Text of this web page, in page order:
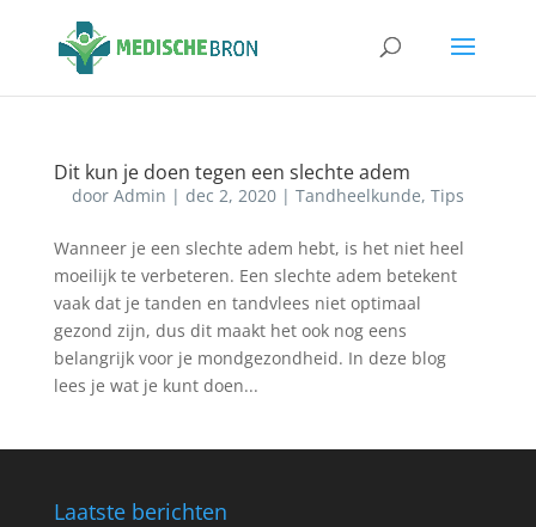
Dit kun je doen tegen een slechte adem
door Admin | dec 2, 2020| Tandheelkunde, Tips
Wanneer je een slechte adem hebt, is het niet heel
moeilijk te verbeteren. Een slechte adem betekent
vaak dat je tanden en tandvlees niet optimaal
gezond zijn, dus dit maakt het ook nog eens
belangrijk voor je mondgezondheid. In deze blog
lees je wat je kunt doen...
Laatste berichten